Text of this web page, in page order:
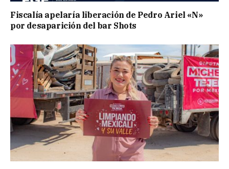
Fiscalía apelaría liberación de Pedro Ariel «N»
por desaparición del bar Shots